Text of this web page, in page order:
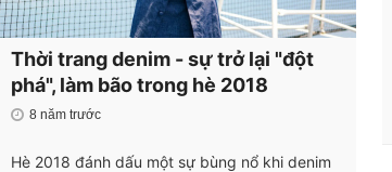
Thời trang denim - sự trở lại "đột
phá", làm bão trong hè 2018
8 năm trước
Hè 2018 đánh dấu một sự bùng nổ khi denim